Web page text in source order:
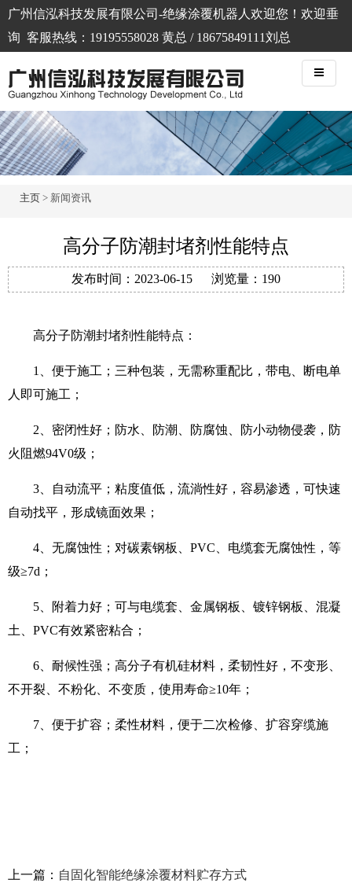
广州信泓科技发展有限公司-绝缘涂覆机器人欢迎您！欢迎垂
询 客服热线：19195558028 黄总 / 18675849111刘总
主页 > 新闻资讯
高分子防潮封堵剂性能特点
发布时间： 2023-06-15 浏览量： 190
高分子防潮封堵剂性能特点：
1、便于施工；三种包装，无需称重配比，带电、断电单
人即可施工；
2、密闭性好；防水、防潮、防腐蚀、防小动物侵袭，防
火阻燃94V0级；
3、自动流平；粘度值低，流淌性好，容易渗透，可快速
自动找平，形成镜面效果；
4、无腐蚀性；对碳素钢板、PVC、电缆套无腐蚀性，等
级≥7d；
5、附着力好；可与电缆套、金属钢板、镀锌钢板、混凝
土、PVC有效紧密粘合；
6、耐候性强；高分子有机硅材料，柔韧性好，不变形、
不开裂、不粉化、不变质，使用寿命≥10年；
7、便于扩容；柔性材料，便于二次检修、扩容穿缆施
工；
上一篇： 自固化智能绝缘涂覆材料贮存方式